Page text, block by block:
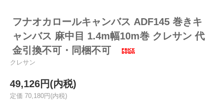
フナオカロールキャンバス ADF145 巻きキ
ャンバス 麻中目 1.4m幅10m巻 クレサン 代
金引換不可・同梱不可
クレサン
49,126円(内税)
定価 70,180円(内税)